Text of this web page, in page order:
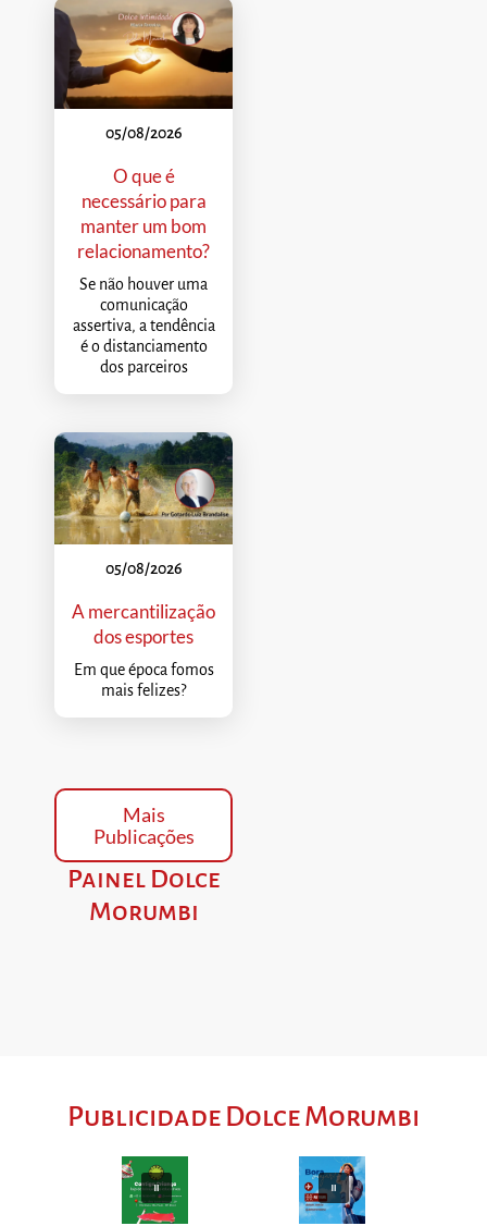
05/08/2026
O que é
necessário para
manter um bom
relacionamento?
Se não houver uma
comunicação
assertiva, a tendência
é o distanciamento
dos parceiros
05/08/2026
A mercantilização
dos esportes
Em que época fomos
mais felizes?
Mais
Publicações
Painel Dolce
Morumbi
Publicidade Dolce Morumbi